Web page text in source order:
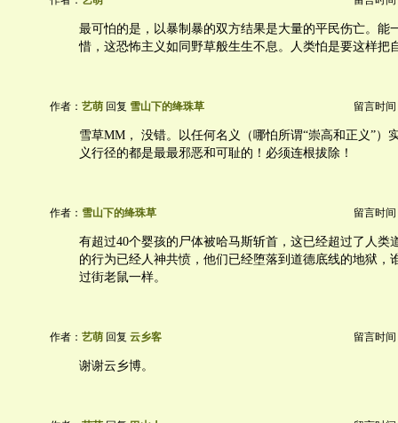
最可怕的是，以暴制暴的双方结果是大量的平民伤亡。能
惜，这恐怖主义如同野草般生生不息。人类怕是要这样把
作者： 艺萌 回复 雪山下的绛珠草 留言时间
雪草MM， 没错。以任何名义（哪怕所谓“崇高和正义”）
义行径的都是最最邪恶和可耻的！必须连根拔除！
作者： 雪山下的绛珠草 留言时间
有超过40个婴孩的尸体被哈马斯斩首，这已经超过了人类
的行为已经人神共愤，他们已经堕落到道德底线的地狱，
过街老鼠一样。
作者： 艺萌 回复 云乡客 留言时间
谢谢云乡博。